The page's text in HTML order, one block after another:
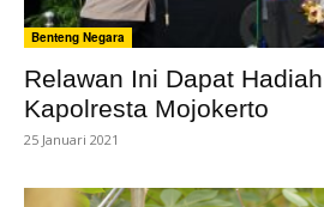
Benteng Negara
Relawan Ini Dapat
Kapolresta Mojokerto
25 Januari 2021